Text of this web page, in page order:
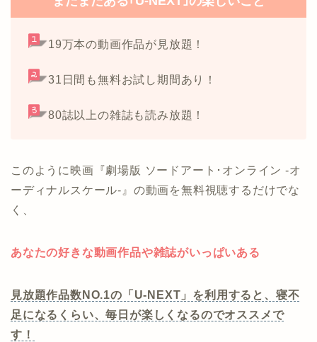
19万本の動画作品が見放題！
31日間も無料お試し期間あり！
80誌以上の雑誌も読み放題！
このように映画『劇場版 ソードアート･オンライン -オ
ーディナルスケール-』の動画を無料視聴するだけでな
く、
あなたの好きな動画作品や雑誌がいっぱいある
見放題作品数NO.1の「U-NEXT」を利用すると、寝不
足になるくらい、毎日が楽しくなるのでオススメで
す！